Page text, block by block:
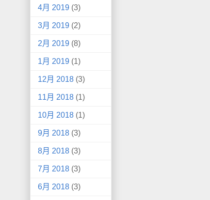
4月 2019 (3)
3月 2019 (2)
2月 2019 (8)
1月 2019 (1)
12月 2018 (3)
11月 2018 (1)
10月 2018 (1)
9月 2018 (3)
8月 2018 (3)
7月 2018 (3)
6月 2018 (3)